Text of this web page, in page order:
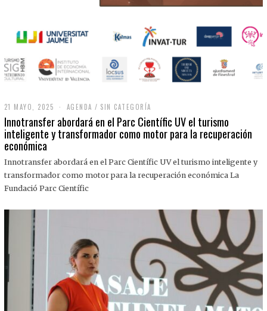
21 MAYO, 2025
M
A
Y
,
0
2
AGENDA / SIN CATEGORÍA
Innotransfer abordará en el Parc Científic UV el turismo
inteligente y transformador como motor para la recuperación
económica
Innotransfer abordará en el Parc Científic UV el turismo inteligente y
transformador como motor para la recuperación económica La
Fundació Parc Científic